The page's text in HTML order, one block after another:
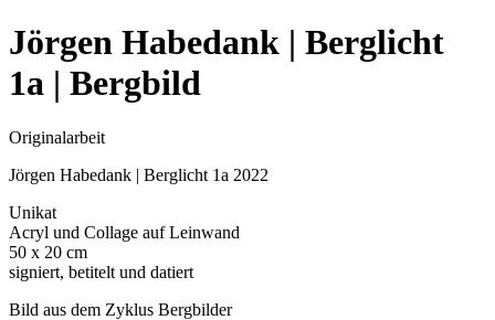
Jörgen Habedank | Berglicht
1a | Bergbild
Originalarbeit
Jörgen Habedank | Berglicht 1a 2022
Unikat
Acryl und Collage auf Leinwand
50 x 20 cm
signiert, betitelt und datiert
Bild aus dem Zyklus Bergbilder